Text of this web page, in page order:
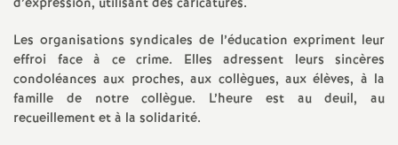
o
u
Les organisations syndicales de l’éducation expriment leur
effroi face à ce crime. Elles adressent leurs sincères
condoléances aux proches, aux collègues, aux élèves, à la
famille de notre collègue. L’heure est au deuil, au
recueillement et à la solidarité.